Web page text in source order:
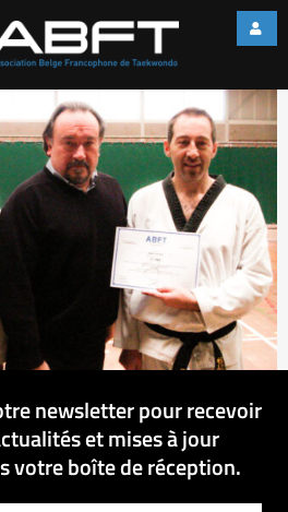
newsletter pour recevoir
et mises à jour
votre boîte de réception.